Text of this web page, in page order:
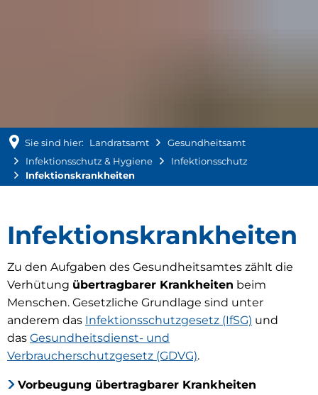
Sie sind hier: Landratsamt
Gesundheitsamt
Infektionsschutz & Hygiene
Infektionsschutz
Infektionskrankheiten
Infektionskrankheiten
Infektionskrankheiten
Zu den Aufgaben des Gesundheitsamtes zählt die
Verhütung übertragbarer Krankheiten beim
Menschen. Gesetzliche Grundlage sind unter
anderem das Infektionsschutzgesetz (IfSG) und
das Gesundheitsdienst- und
Verbraucherschutzgesetz (GDVG).
Vorbeugung übertragbarer Krankheiten